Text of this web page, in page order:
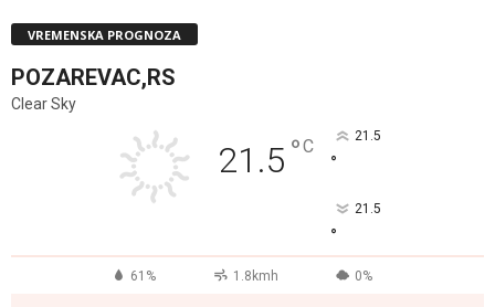
VREMENSKA PROGNOZA
POZAREVAC,RS
Clear Sky
21.5 °C 21.5
°
21.5
°
61% 1.8kmh 0%